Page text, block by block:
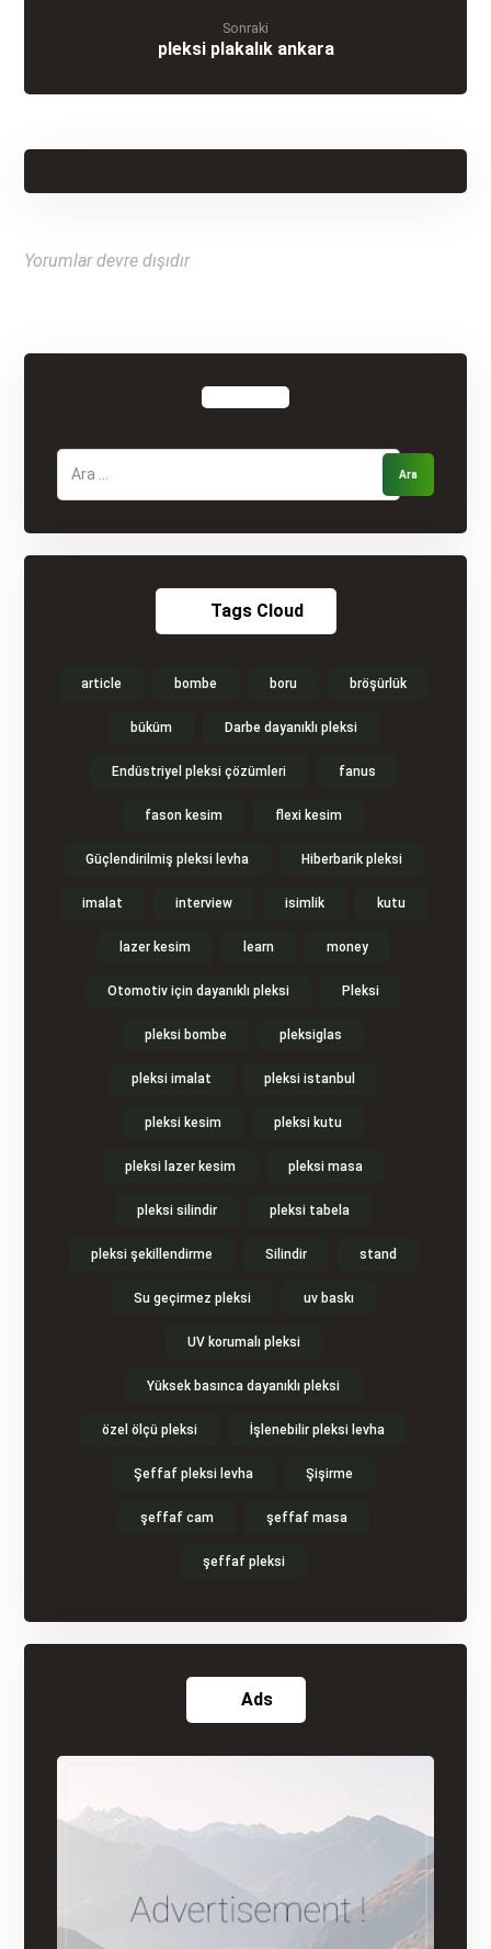
Sonraki
pleksi plakalık ankara
Yorumlar devre dışıdır
Tags Cloud
article bombe boru bröşürlük
büküm Darbe dayanıklı pleksi
Endüstriyel pleksi çözümleri fanus
fason kesim flexi kesim
Güçlendirilmiş pleksi levha Hiberbarik pleksi
imalat interview isimlik kutu
lazer kesim learn money
Otomotiv için dayanıklı pleksi Pleksi
pleksi bombe pleksiglas
pleksi imalat pleksi istanbul
pleksi kesim pleksi kutu
pleksi lazer kesim pleksi masa
pleksi silindir pleksi tabela
pleksi şekillendirme Silindir stand
Su geçirmez pleksi uv baskı
UV korumalı pleksi
Yüksek basınca dayanıklı pleksi
özel ölçü pleksi İşlenebilir pleksi levha
Şeffaf pleksi levha Şişirme
şeffaf cam şeffaf masa
şeffaf pleksi
Ads